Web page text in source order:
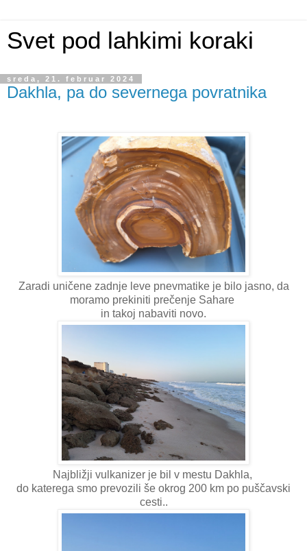
Svet pod lahkimi koraki
sreda, 21. februar 2024
Dakhla, pa do severnega povratnika
Zaradi uničene zadnje leve pnevmatike je bilo jasno, da
moramo prekiniti prečenje Sahare
in takoj nabaviti novo.
Najbližji vulkanizer je bil v mestu Dakhla,
do katerega smo prevozili še okrog 200 km po puščavski
cesti..